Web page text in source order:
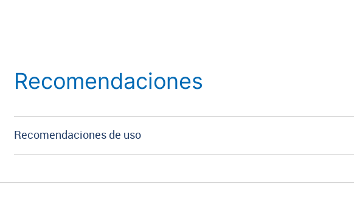
Recomendaciones
Recomendaciones de uso